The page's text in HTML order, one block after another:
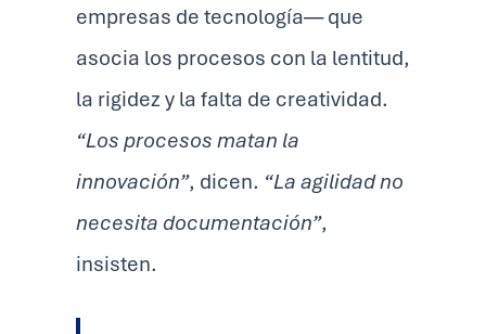
empresas de tecnología— que
asocia los procesos con la lentitud,
la rigidez y la falta de creatividad.
“Los procesos matan la
innovación”, dicen. “La agilidad no
necesita documentación”,
insisten.